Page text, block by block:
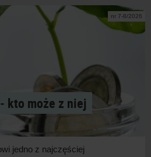
nr 7-8/2026
kto może z niej
jedno z najczęściej